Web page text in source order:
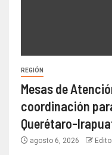
REGIÓN
Mesas de
coordinación
Querétaro-
agosto 6, 2026